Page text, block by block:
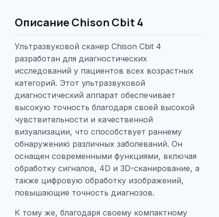
Описание Chison Cbit 4
Ультразвуковой сканер Chison Cbit 4
разработан для диагностических
исследований у пациентов всех возрастных
категорий. Этот ультразвуковой
диагностический аппарат обеспечивает
высокую точность благодаря своей высокой
чувствительности и качественной
визуализации, что способствует раннему
обнаружению различных заболеваний. Он
оснащен современными функциями, включая
обработку сигналов, 4D и 3D-сканирование, а
также цифровую обработку изображений,
повышающие точность диагнозов.
К тому же, благодаря своему компактному